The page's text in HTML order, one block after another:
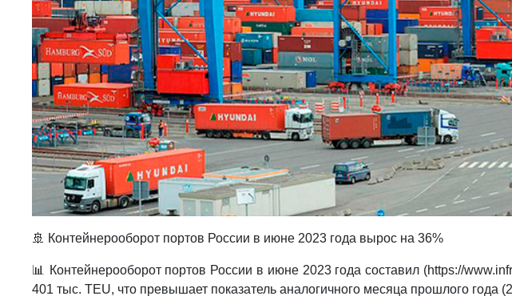
🚢 Контейнерооборот портов России в июне 2023 года вырос на 36%
📊 Контейнерооборот портов России в июне 2023 года составил (https://
401 тыс. TEU, что превышает показатель аналогичного месяца прошлого